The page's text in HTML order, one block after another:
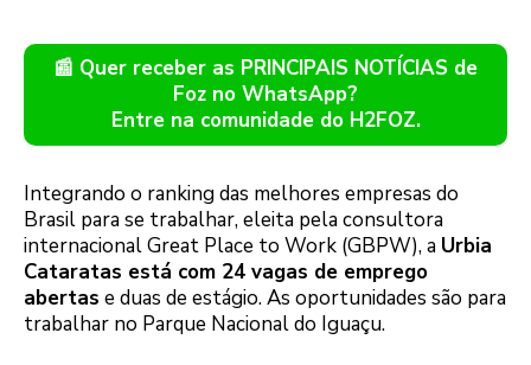
📰 Quer receber as PRINCIPAIS NOTÍCIAS de
Foz no WhatsApp?
Entre na comunidade do H2FOZ.
Integrando o ranking das melhores empresas do
Brasil para se trabalhar, eleita pela consultora
internacional Great Place to Work (GBPW), a Urbia
Cataratas está com 24 vagas de emprego
abertas e duas de estágio. As oportunidades são para
trabalhar no Parque Nacional do Iguaçu.